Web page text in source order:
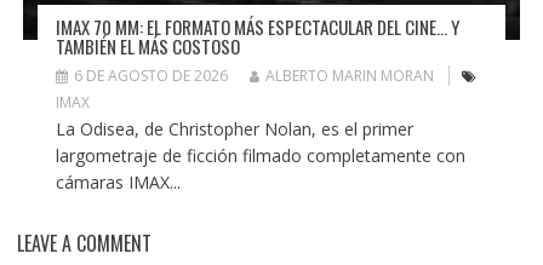
IMAX 70 MM: EL FORMATO MÁS ESPECTACULAR DEL CINE… Y
TAMBIÉN EL MÁS COSTOSO
6 DE AGOSTO DE 2026
ALBERTO MARIN MORAN
IMAX
La Odisea, de Christopher Nolan, es el primer
largometraje de ficción filmado completamente con
cámaras IMAX...
LEAVE A COMMENT